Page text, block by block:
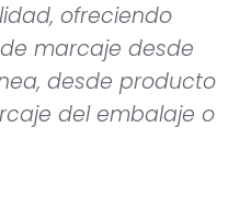
ofreciendo
marcaje desde
desde producto
del embalaje o